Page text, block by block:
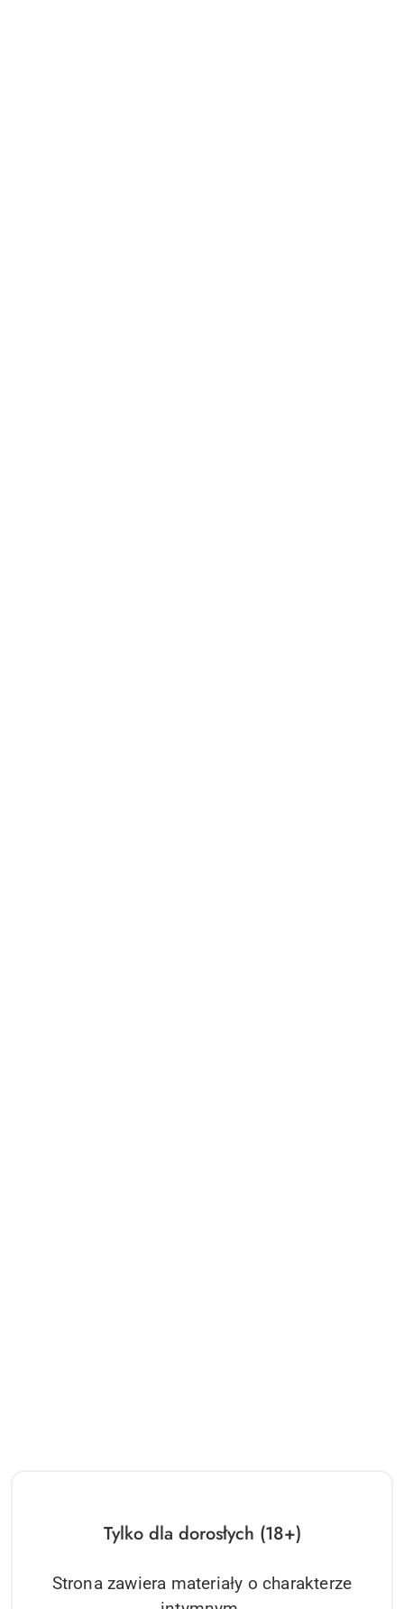
Tylko dla dorosłych (18+)
Strona zawiera materiały o charakterze